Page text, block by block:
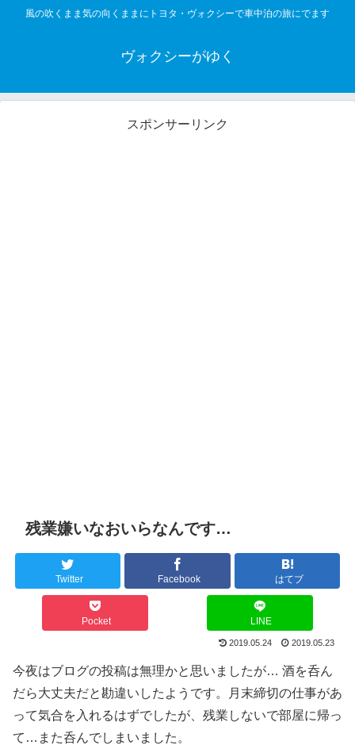
風の吹くまま気の向くままにトヨタ・ヴォクシーで車中泊の旅にでます
ヴォクシーがゆく
スポンサーリンク
残業嫌いなおいらなんです…
Twitter Facebook はてブ
Pocket LINE
2019.05.24 2019.05.23
今夜はブログの投稿は無理かと思いましたが… 酒を呑ん
だら大丈夫だと勘違いしたようです。月末締切の仕事があ
って気合を入れるはずでしたが、残業しないで部屋に帰っ
て…また呑んでしまいました。